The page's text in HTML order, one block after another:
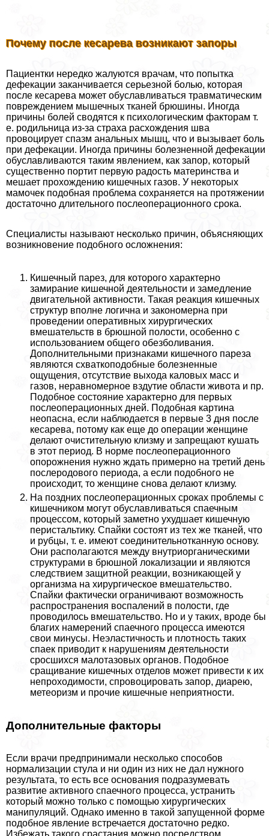
Почему после кесарева возникают запоры
Пациентки нередко жалуются врачам, что попытка
дефекации заканчивается серьезной болью, которая
после кесарева может обуславливаться травматическим
повреждением мышечных тканей брюшины. Иногда
причины болей сводятся к психологическим факторам т.
е. родильница из-за стpaxa расхождения шва
провоцирует спазм aнaльных мышц, что и вызывает боль
при дефекации. Иногда причины болезненной дефекации
обуславливаются таким явлением, как запор, который
существенно портит первую радость материнства и
мешает прохождению кишечных газов. У некоторых
мамочек подобная проблема сохраняется на протяжении
достаточно длительного послеоперационного срока.
Специалисты называют несколько причин, объясняющих
возникновение подобного осложнения:
Кишечный парез, для которого хаpaктерно
замирание кишечной деятельности и замедление
двигательной активности. Такая реакция кишечных
структур вполне логична и закономерна при
проведении оперативных хирургических
вмешательств в брюшной полости, особенно с
использованием общего обезболивания.
Дополнительными признаками кишечного пареза
являются схваткоподобные болезненные
ощущения, отсутствие выхода каловых масс и
газов, неравномерное вздутие области живота и пр.
Подобное состояние хаpaктерно для первых
послеоперационных дней. Подобная картина
неопасна, если наблюдается в первые 3 дня после
кесарева, потому как еще до операции женщине
делают очистительную клизму и запрещают кушать
в этот период. В норме послеоперационного
oпopoжнения нужно ждать примерно на третий день
послеродового периода, а если подобного не
происходит, то женщине снова делают клизму.
На поздних послеоперационных сроках проблемы с
кишечником могут обуславливаться спаечным
процессом, который заметно ухудшает кишечную
перистальтику. Спайки состоят из тех же тканей, что
и рубцы, т. е. имеют соединительнотканную основу.
Они располагаются между внутриорганическими
структурами в брюшной локализации и являются
следствием защитной реакции, возникающей у
организма на хирургическое вмешательство.
Спайки фактически ограничивают возможность
распространения воспалений в полости, где
проводилось вмешательство. Но и у таких, вроде бы
благих намерений спаечного процесса имеются
свои минусы. Неэластичность и плотность таких
спаек приводит к нарушениям деятельности
сросшихся малотазовых органов. Подобное
сращивание кишечных отделов может привести к их
непроходимости, спровоцировать запор, диарею,
метеоризм и прочие кишечные неприятности.
Дополнительные факторы
Если врачи предпринимали несколько способов
нормализации стула и ни один из них не дал нужного
результата, то есть все основания подразумевать
развитие активного спаечного процесса, устранить
который можно только с помощью хирургических
манипуляций. Однако именно в такой запущенной форме
подобное явление встречается достаточно редко.